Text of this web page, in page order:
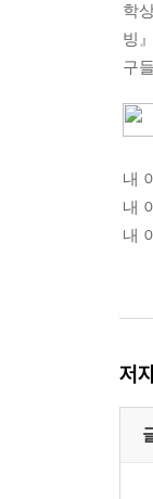
학
빙
구
내
내
내
저